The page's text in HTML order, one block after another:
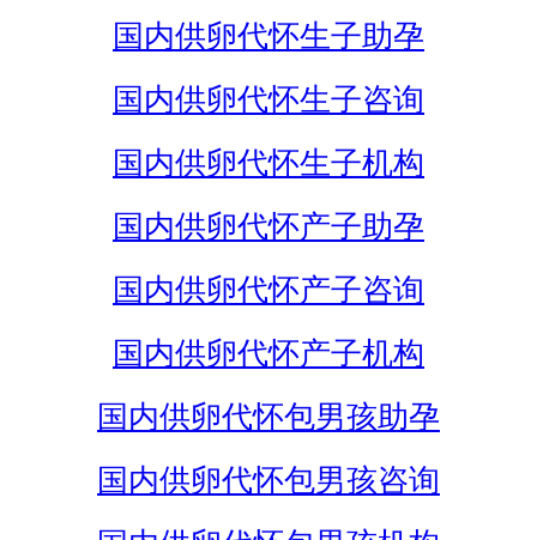
国内供卵代怀生子助孕
国内供卵代怀生子咨询
国内供卵代怀生子机构
国内供卵代怀产子助孕
国内供卵代怀产子咨询
国内供卵代怀产子机构
国内供卵代怀包男孩助孕
国内供卵代怀包男孩咨询